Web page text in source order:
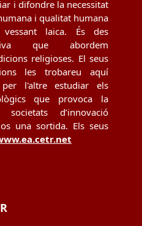
i difondre la necessitat
i qualitat humana
laica. És des
que abordem
religioses. El seus
les trobareu aquí
l'altre estudiar els
que provoca la
d’innovació
una sortida. Els seus